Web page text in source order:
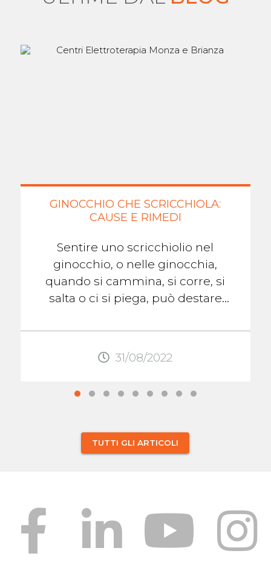
GINOCCHIO CHE SCRICCHIOLA:
CAUSE E RIMEDI
Sentire uno scricchiolio nel
ginocchio, o nelle ginocchia,
quando si cammina, si corre, si
salta o ci si piega, può destare
gonfiore, o ...
31/08/2022
TUTTI GLI ARTICOLI